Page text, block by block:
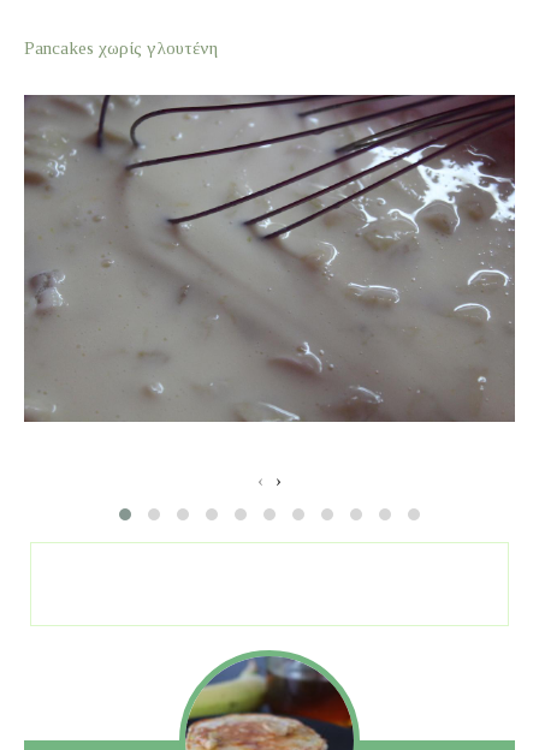
Pancakes χωρίς γλουτένη
‹ ›